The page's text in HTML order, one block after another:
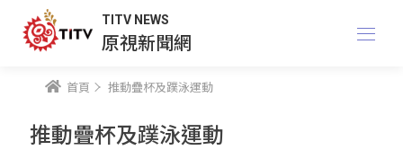
TITV NEWS
原視新聞網
首頁 推動疊杯及蹼泳運動
推動疊杯及蹼泳運動